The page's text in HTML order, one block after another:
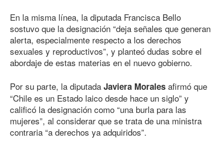
En la misma línea, la diputada Francisca Bello
sostuvo que la designación “deja señales que generan
alerta, especialmente respecto a los derechos
sexuales y reproductivos”, y planteó dudas sobre el
abordaje de estas materias en el nuevo gobierno.
Por su parte, la diputada Javiera Morales afirmó que
“Chile es un Estado laico desde hace un siglo” y
calificó la designación como “una burla para las
mujeres”, al considerar que se trata de una ministra
contraria “a derechos ya adquiridos”.